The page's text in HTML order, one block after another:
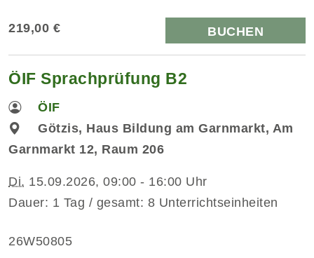
219,00 € BUCHEN
ÖIF Sprachprüfung B2
ÖIF
Götzis, Haus Bildung am Garnmarkt, Am
Garnmarkt 12, Raum 206
Di. 15.09.2026, 09:00 - 16:00 Uhr
Dauer: 1 Tag / gesamt: 8 Unterrichtseinheiten
26W50805